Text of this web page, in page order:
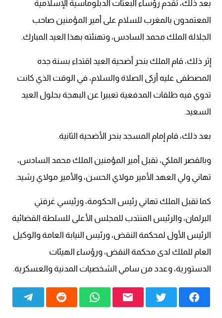
بعد ذلك، تقدم رؤساء البعثات الدبلوماسية الإسلامية
المعتمدون بالمغرب للسلام على أمير المؤمنين صاحب
الجلالة الملك محمد السادس، وتهنئته بهذا العيد المبارك.
إثر ذلك، قام الملك بنحر أضحية العيد اقتداء بسنة جده
المصطفى عليه أزكى الصلاة والسلام، في الوقت الذي كانت
تدوي فيه طلقات المدفعية تعبيرا عن البهجة بحلول العيد
السعيد.
بعد ذلك، قام إمام المسجد بنحر الأضحية الثانية.
وبالقصر الملكي، تقبل أمير المؤمنين الملك محمد السادس،
تهاني ولي العهد الأمير مولاي الحسن، والأمير مولاي رشيد.
كما تقبل الملك تهاني رئيس الحكومة، ورئيسي غرفتي
البرلمان، والرئيس المنتدب للمجلس الأعلى للسلطة القضائية
الرئيس الأول لمحكمة النقض، ورئيس النيابة العامة والوكيل
العام للملك لدى محكمة النقض، ورؤساء الهيئات
الدستورية، وعدد من سامي الشخصيات المدنية والعسكرية.